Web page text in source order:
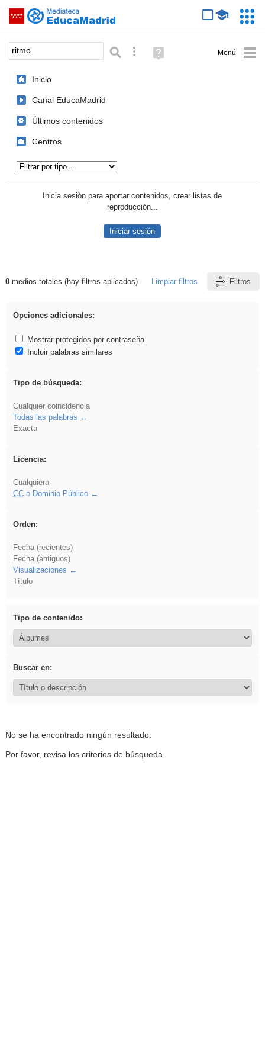
Saltar navegación
Palabra o frase: Búsqueda avanzada
Ayuda
(en
Inicio
Canal EducaMadrid
Últimos contenidos
Centros
Inicia sesión para aportar contenidos, crear listas de
reproducción...
Iniciar sesión
Resultados de: ritmo
0medios totales (hay filtros aplicados) Limpiar filtros Filtros
Opciones adicionales:
Mostrar protegidos por contraseña
Incluir palabras similares
Tipo de búsqueda:
Cualquier coincidencia
Todas las palabras
Exacta
Licencia:
Cualquiera
CCo Dominio Público
Orden:
Fecha (recientes)
Fecha (antiguos)
Visualizaciones
Título
Tipo de contenido:
Buscar en:
No se ha encontrado ningún resultado.
Por favor, revisa los criterios de búsqueda.